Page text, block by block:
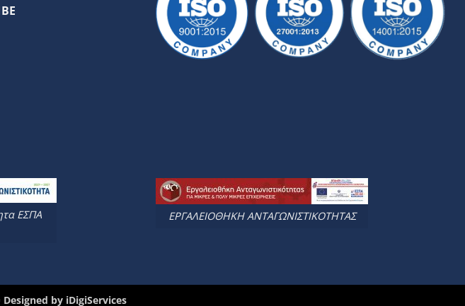
ΕΣΠΑ
ΕΡΓΑΛΕΙΟΘΗΚΗ ΑΝΤΑΓΩΝΙΣΤΙΚΟΤΗΤΑΣ
Designed by iDigiServices